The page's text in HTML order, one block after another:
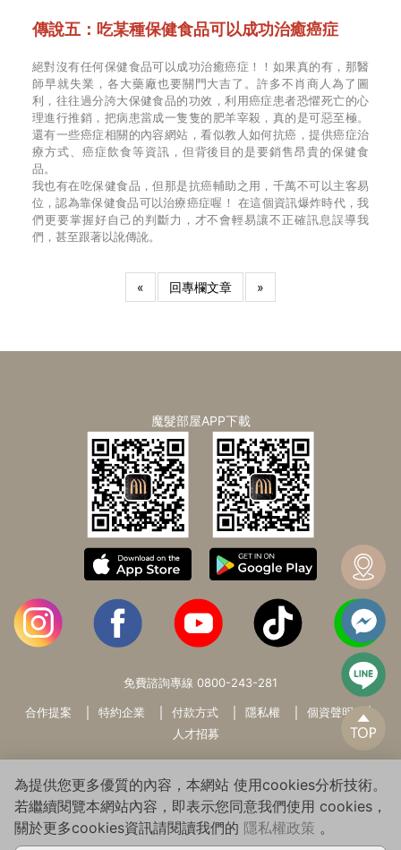
傳說五：吃某種保健食品可以成功治癒癌症
絕對沒有任何保健食品可以成功治癒癌症！！如果真的有，那醫
師早就失業，各大藥廠也要關門大吉了。許多不肖商人為了圖
利，往往過分誇大保健食品的功效，利用癌症患者恐懼死亡的心
理進行推銷，把病患當成一隻隻的肥羊宰殺，真的是可惡至極。
還有一些癌症相關的內容網站，看似教人如何抗癌，提供癌症治
療方式、癌症飲食等資訊，但背後目的是要銷售昂貴的保健食
品。
我也有在吃保健食品，但那是抗癌輔助之用，千萬不可以主客易
位，認為靠保健食品可以治療癌症喔！ 在這個資訊爆炸時代，我
們更要掌握好自己的判斷力，才不會輕易讓不正確訊息誤導我
們，甚至跟著以訛傳訛。
« 回專欄文章 »
魔髮部屋APP下載
免費諮詢專線 0800-243-281
合作提案 特約企業 付款方式 隱私權
個資聲明
人才招募
Copyright© 2026 WARMSUN HAIR PRODUCTS GROUP All Rights
為提供您更多優質的內容，本網站 使用cookies分析技術。
若繼續閱覽本網站內容，即表示您同意我們使用 cookies，
關於更多cookies資訊請閱讀我們的 隱私權政策 。